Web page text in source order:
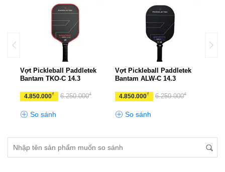
Vợt Pickleball Paddletek
Bantam TKO-C 14.3
4.850.000₫ 6.250.000₫
So sánh
Vợt Pickleball Paddletek
Bantam ALW-C 14.3
4.850.000₫ 6.250.000₫
So sánh